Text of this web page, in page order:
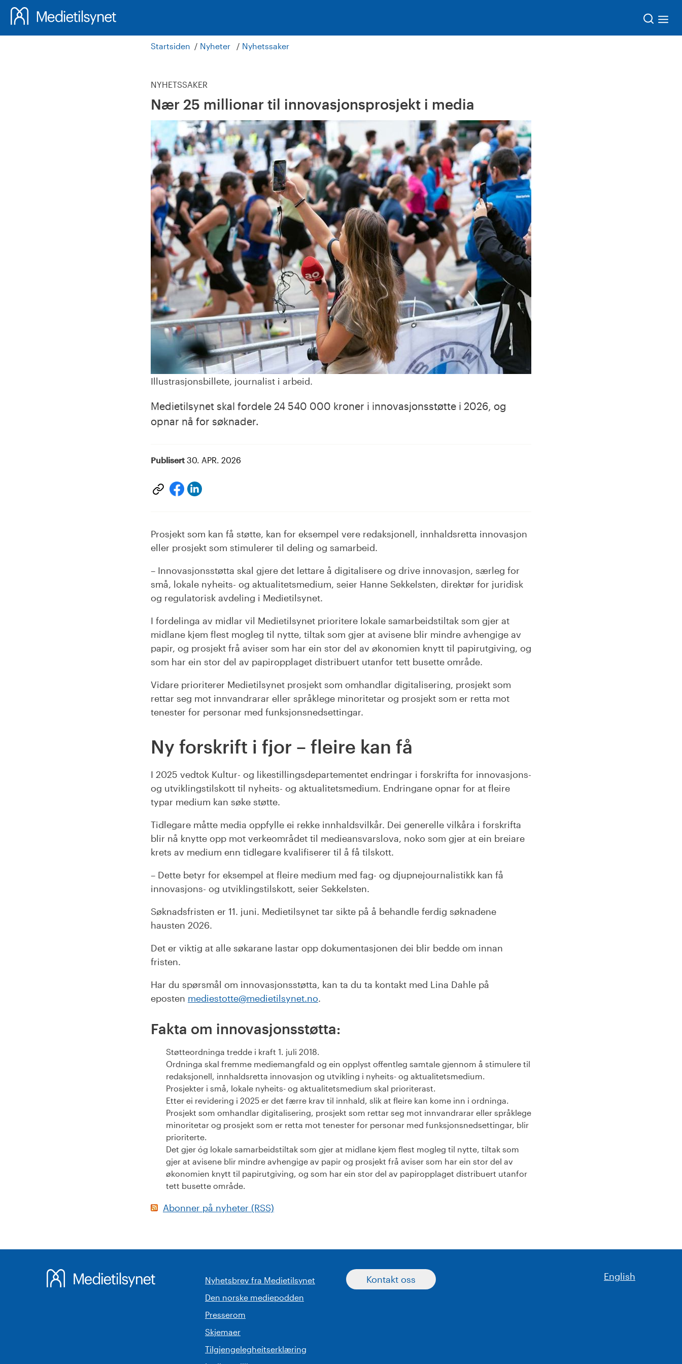
Startsiden Nyheter Nyhetssaker
NYHETSSAKER
Nær 25 millionar til innovasjonsprosjekt i media
Illustrasjonsbillete, journalist i arbeid.
Medietilsynet skal fordele 24 540 000 kroner i innovasjonsstøtte i 2026, og
opnar nå for søknader.
Publisert 30. APR. 2026
Del Del
Prosjekt som kan få støtte, kan for eksempel vere redaksjonell, innhaldsretta innovasjon
eller prosjekt som stimulerer til deling og samarbeid.
– Innovasjonsstøtta skal gjere det lettare å digitalisere og drive innovasjon, særleg for
små, lokale nyheits- og aktualitetsmedium, seier Hanne Sekkelsten, direktør for juridisk
og regulatorisk avdeling i Medietilsynet.
I fordelinga av midlar vil Medietilsynet prioritere lokale samarbeidstiltak som gjer at
midlane kjem flest mogleg til nytte, tiltak som gjer at avisene blir mindre avhengige av
papir, og prosjekt frå aviser som har ein stor del av økonomien knytt til papirutgiving, og
som har ein stor del av papiropplaget distribuert utanfor tett busette område.
Vidare prioriterer Medietilsynet prosjekt som omhandlar digitalisering, prosjekt som
rettar seg mot innvandrarar eller språklege minoritetar og prosjekt som er retta mot
tenester for personar med funksjonsnedsettingar.
Ny forskrift i fjor – fleire kan få
I 2025 vedtok Kultur- og likestillingsdepartementet endringar i forskrifta for innovasjons-
og utviklingstilskott til nyheits- og aktualitetsmedium. Endringane opnar for at fleire
typar medium kan søke støtte.
Tidlegare måtte media oppfylle ei rekke innhaldsvilkår. Dei generelle vilkåra i forskrifta
blir nå knytte opp mot verkeområdet til medieansvarslova, noko som gjer at ein breiare
krets av medium enn tidlegare kvalifiserer til å få tilskott.
– Dette betyr for eksempel at fleire medium med fag- og djupnejournalistikk kan få
innovasjons- og utviklingstilskott, seier Sekkelsten.
Søknadsfristen er 11. juni. Medietilsynet tar sikte på å behandle ferdig søknadene
hausten 2026.
Det er viktig at alle søkarane lastar opp dokumentasjonen dei blir bedde om innan
fristen.
Har du spørsmål om innovasjonsstøtta, kan ta du ta kontakt med Lina Dahle på
eposten mediestotte@medietilsynet.no.
Fakta om innovasjonsstøtta:
Støtteordninga tredde i kraft 1. juli 2018.
Ordninga skal fremme mediemangfald og ein opplyst offentleg samtale gjennom å stimulere til
redaksjonell, innhaldsretta innovasjon og utvikling i nyheits- og aktualitetsmedium.
Prosjekter i små, lokale nyheits- og aktualitetsmedium skal prioriterast.
Etter ei revidering i 2025 er det færre krav til innhald, slik at fleire kan kome inn i ordninga.
Prosjekt som omhandlar digitalisering, prosjekt som rettar seg mot innvandrarar eller språklege
minoritetar og prosjekt som er retta mot tenester for personar med funksjonsnedsettingar, blir
prioriterte.
Det gjer óg lokale samarbeidstiltak som gjer at midlane kjem flest mogleg til nytte, tiltak som
gjer at avisene blir mindre avhengige av papir og prosjekt frå aviser som har ein stor del av
økonomien knytt til papirutgiving, og som har ein stor del av papiropplaget distribuert utanfor
tett busette område.
Abonner på nyheter (RSS)
Nyhetsbrev fra Medietilsynet
Den norske mediepodden
Presserom
Skjemaer
Tilgjengelegheitserklæring
Kontakt oss English